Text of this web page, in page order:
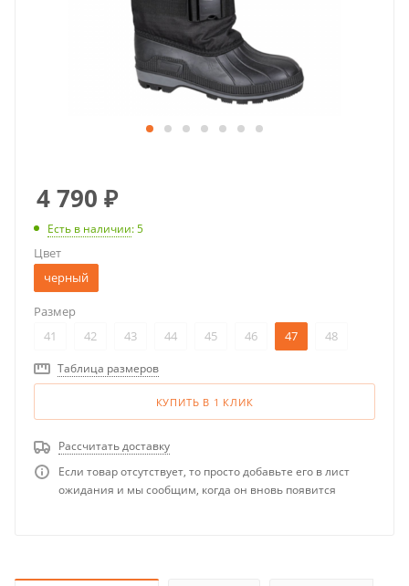
4 790 ₽
Есть в наличии: 5
Цвет
черный
Размер
41
42 43 44 45 46 47 48
Таблица размеров
КУПИТЬ В 1 КЛИК
Рассчитать доставку
Если товар отсутствует, то просто добавьте его в лист
ожидания и мы сообщим, когда он вновь появится